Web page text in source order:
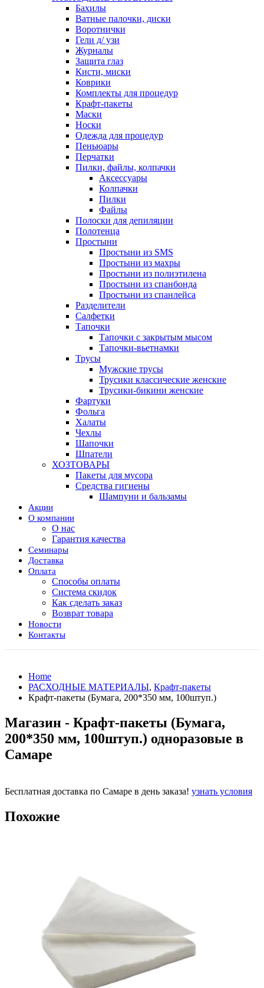
Бахилы
Ватные палочки, диски
Воротнички
Гели д/ узи
Журналы
Защита глаз
Кисти, миски
Коврики
Комплекты для процедур
Крафт-пакеты
Маски
Носки
Одежда для процедур
Пеньюары
Перчатки
Пилки, файлы, колпачки
Аксессуары
Колпачки
Пилки
Файлы
Полоски для депиляции
Полотенца
Простыни
Простыни из SMS
Простыни из махры
Простыни из полиэтилена
Простыни из спанбонда
Простыни из спанлейса
Разделители
Салфетки
Тапочки
Тапочки с закрытым мысом
Тапочки-вьетнамки
Трусы
Мужские трусы
Трусики классические женские
Трусики-бикини женские
Фартуки
Фольга
Халаты
Чехлы
Шапочки
Шпатели
ХОЗТОВАРЫ
Пакеты для мусора
Средства гигиены
Шампуни и бальзамы
Акции
О компании
О нас
Гарантия качества
Семинары
Доставка
Оплата
Способы оплаты
Система скидок
Как сделать заказ
Возврат товара
Новости
Контакты
Home
РАСХОДНЫЕ МАТЕРИАЛЫ, Крафт-пакеты
Крафт-пакеты (Бумага, 200*350 мм, 100штуп.)
Магазин - Крафт-пакеты (Бумага,
200*350 мм, 100штуп.) одноразовые в
Самаре
Бесплатная доставка по Самаре в день заказа! узнать условия
Похожие